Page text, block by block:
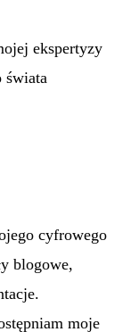
ekspertyzy
cyfrowego
blogowe,
moje